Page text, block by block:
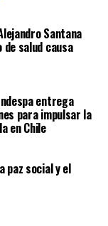
Santana
salud causa
entrega
para impulsar la
en Chile
paz social y el